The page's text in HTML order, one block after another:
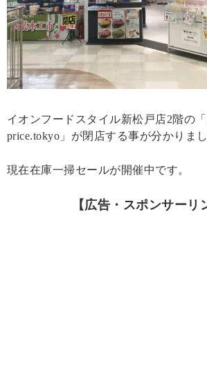
イオンフードスタイル新松戸店2階の
price.tokyo」が閉店する事が分かりまし
現在在庫一掃セールが開催中です。
【広告・スポンサーリ